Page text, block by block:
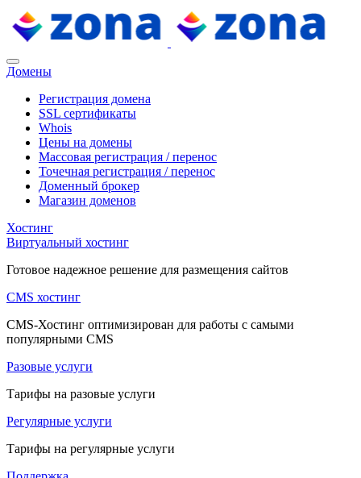
Домены
Регистрация домена
SSL сертификаты
Whois
Цены на домены
Массовая регистрация / перенос
Точечная регистрация / перенос
Доменный брокер
Магазин доменов
Хостинг
Виртуальный хостинг
Готовое надежное решение для размещения сайтов
CMS хостинг
CMS-Хостинг оптимизирован для работы с самыми
популярными CMS
Разовые услуги
Тарифы на разовые услуги
Регулярные услуги
Тарифы на регулярные услуги